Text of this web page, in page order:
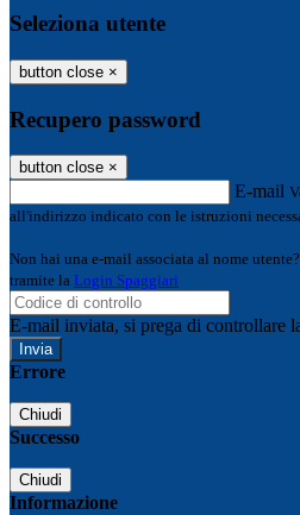
Seleziona utente
button close ×
Recupero password
button close ×
E-mail
all'indirizzo indicato con le istruzioni
Non hai una e-mail associata al nome
tramite la Login Spaggiari
E-mail inviata, si prega di controllare
Errore
Chiudi
Successo
Chiudi
Informazione